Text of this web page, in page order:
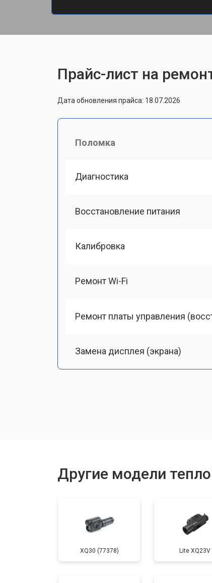
Прайс-лист на
Дата обновления прайса: 18.07.2026
Поломка
Диагностика
Восстановление питания
Калибровка
Ремонт Wi-Fi
Ремонт платы управления
Замена дисплея (экрана)
Другие модели
XQ30 (77378) Lite XQ23V